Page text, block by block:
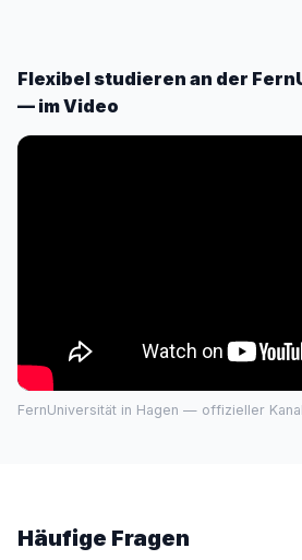
Flexibel studieren an der
— im Video
FernUniversität in Hagen — offizieller Kanal
Häufige Fragen